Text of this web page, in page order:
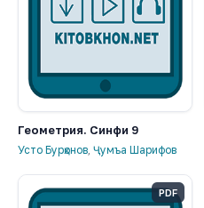
Геометрия. Синфи 9
Усто Бурҳонов, Ҷумъа Шарифов
PDF